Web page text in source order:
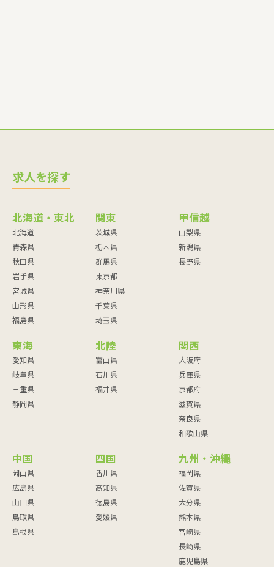
求人を探す
北海道・東北
北海道
青森県
秋田県
岩手県
宮城県
山形県
福島県
関東
茨城県
栃木県
群馬県
東京都
神奈川県
千葉県
埼玉県
甲信越
山梨県
新潟県
長野県
東海
愛知県
岐阜県
三重県
静岡県
北陸
富山県
石川県
福井県
関西
大阪府
兵庫県
京都府
滋賀県
奈良県
和歌山県
中国
岡山県
広島県
山口県
鳥取県
島根県
四国
香川県
高知県
徳島県
愛媛県
九州・沖縄
福岡県
佐賀県
大分県
熊本県
宮崎県
長崎県
鹿児島県